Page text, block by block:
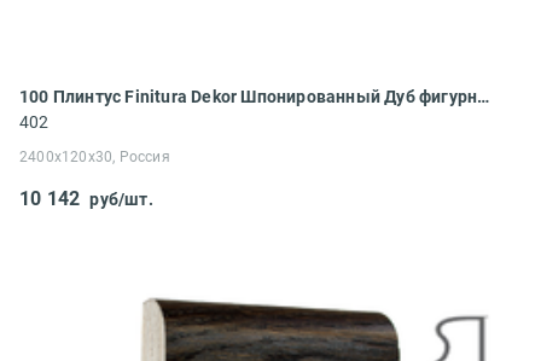
100 Плинтус Finitura Dekor Шпонированный Дуб фигурный 2400x120x30
402
2400x120x30, Россия
10 142 руб/шт.